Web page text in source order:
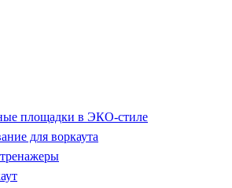
площадки в ЭКО-стиле
для воркаута